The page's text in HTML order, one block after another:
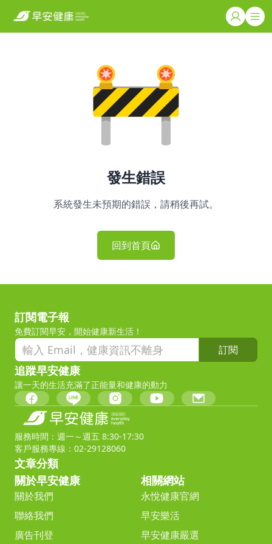
發生錯誤
系統發生未預期的錯誤，請稍後再試。
回到首頁
訂閱電子報
免費訂閱早安，開始健康新生活！
訂閱
追蹤早安健康
讓一天的生活充滿了正能量和健康的動力
服務時間：週一～週五 8:30-17:30
客戶服務專線：02-29128060
文章分類
關於早安健康
關於我們
聯絡我們
廣告刊登
相關網站
永悅健康官網
早安樂活
早安健康嚴選